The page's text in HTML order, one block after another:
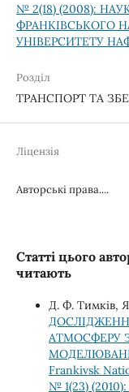
№ 2(18) (2008):
ФРАНКІВСЬКОГО
УНІВЕРСИТЕТУ
Розділ
ТРАНСПОРТ ТА
Ліцензія
Авторські права....
Статті цього
читають
Д. Ф. Тимків,
АТМОСФЕРУ
Frankivsk
№ 1(23)